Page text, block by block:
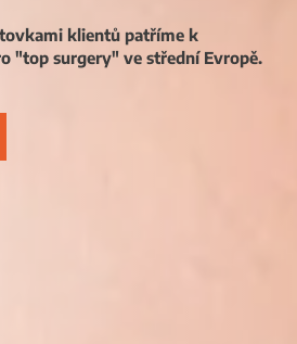
klientů patříme k
"top surgery" ve střední Evropě.